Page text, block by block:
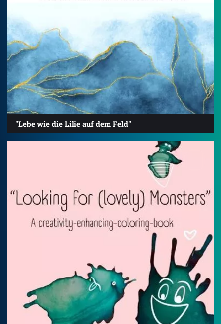
"Lebe wie die Lilie auf dem Feld"